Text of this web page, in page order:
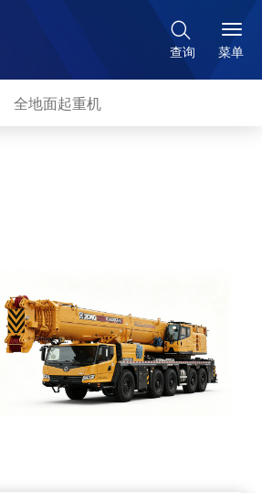

查询 菜单
全地面起重机